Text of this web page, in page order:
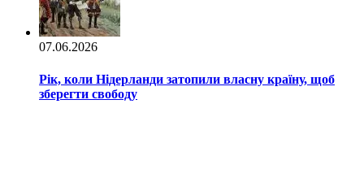
07.06.2026
Рік, коли Нідерланди затопили власну країну, щоб
зберегти свободу